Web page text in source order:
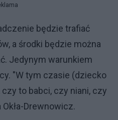
będzie trafiać
a środki będzie można
Jedynym warunkiem
"W tym czasie (dziecko
to babci, czy niani, czy
Drewnowicz.